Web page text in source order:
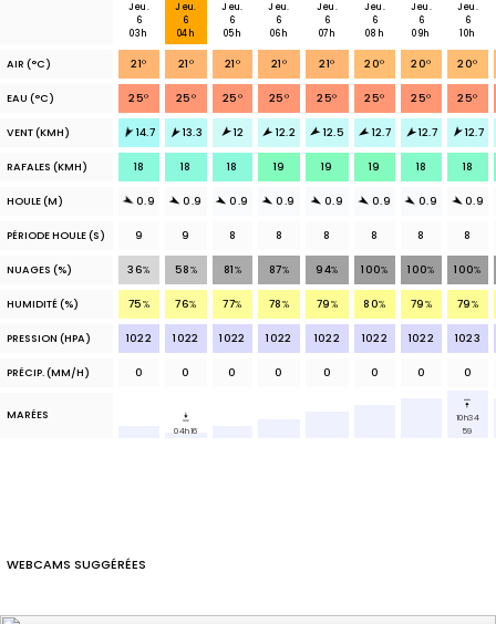
Jeu.
6
03h
Jeu.
6
04h
Jeu.
6
05h
Jeu.
6
06h
Jeu.
6
07h
Jeu.
6
08h
Jeu.
6
09h
Jeu.
6
10h
AIR (°C) 21° 21° 21° 21° 21° 20° 20° 20°
EAU (°C) 25° 25° 25° 25° 25° 25° 25° 25°
VENT (KMH) 14.7 13.3 12 12.2 12.5 12.7 12.7 12.7
RAFALES (KMH) 18 18 18 19 19 19 18 18
HOULE (M) 0.9 0.9 0.9 0.9 0.9 0.9 0.9 0.9
PÉRIODE HOULE (S) 9 9 8 8 8 8 8 8
NUAGES (%) 36% 58% 81% 87% 94% 100% 100% 100%
HUMIDITÉ (%) 75% 76% 77% 78% 79% 80% 79% 79%
PRESSION (HPA) 1022 1022 1022 1022 1022 1022 1022 1023
PRÉCIP.(MM/H) 0 0 0 0 0 0 0 0
MARÉES
04h16
10h34
59
WEBCAMS SUGGÉRÉES